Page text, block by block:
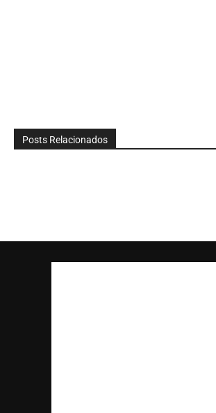
Posts Relacionados